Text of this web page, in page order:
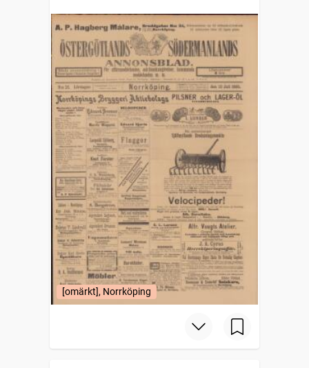
[omärkt], Norrköping